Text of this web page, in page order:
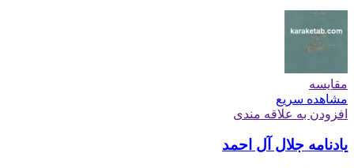
مقایسه
مشاهده سریع
افزودن به علاقه مندی
یادنامه جلال آل احمد